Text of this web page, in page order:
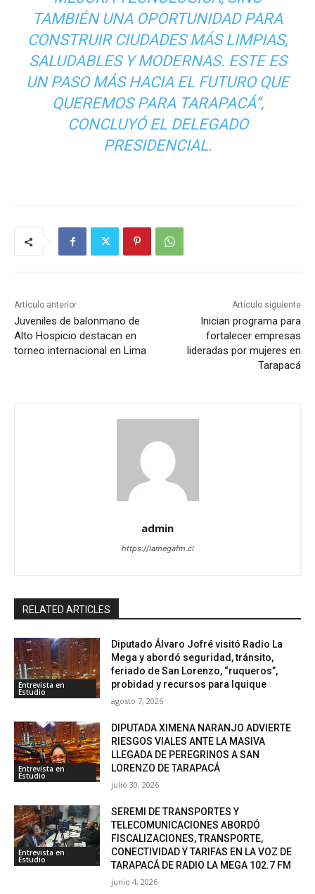
TAMBIÉN UNA OPORTUNIDAD PARA
CONSTRUIR CIUDADES MÁS LIMPIAS,
SALUDABLES Y MODERNAS. ESTE ES
UN PASO MÁS HACIA EL FUTURO QUE
QUEREMOS PARA TARAPACÁ”,
CONCLUYÓ EL DELEGADO
PRESIDENCIAL.
Artículo anterior
Juveniles de balonmano de
Alto Hospicio destacan en
torneo internacional en Lima
Artículo siguiente
Inician programa para
fortalecer empresas
lideradas por mujeres en
Tarapacá
admin
https://lamegafm.cl
RELATED ARTICLES
Entrevista en
Estudio
Diputado Álvaro Jofré visitó Radio La
Mega y abordó seguridad, tránsito,
feriado de San Lorenzo, “ruqueros”,
probidad y recursos para Iquique
agosto 7, 2026
Entrevista en
Estudio
DIPUTADA XIMENA NARANJO ADVIERTE
RIESGOS VIALES ANTE LA MASIVA
LLEGADA DE PEREGRINOS A SAN
LORENZO DE TARAPACÁ
julio 30, 2026
Entrevista en
Estudio
SEREMI DE TRANSPORTES Y
TELECOMUNICACIONES ABORDÓ
FISCALIZACIONES, TRANSPORTE,
CONECTIVIDAD Y TARIFAS EN LA VOZ DE
TARAPACÁ DE RADIO LA MEGA 102.7 FM
junio 4, 2026